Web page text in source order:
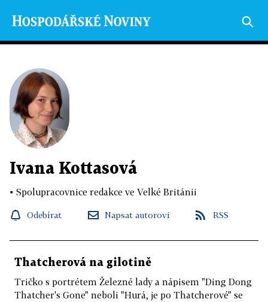
Ivana Kottasová
▪ Spolupracovnice redakce ve Velké Británii
Odebírat Napsat autorovi RSS
Thatcherová na gilotině
Tričko s portrétem Železné lady a nápisem "Ding Dong
Thatcher's Gone" neboli "Hurá, je po Thatcherové" se